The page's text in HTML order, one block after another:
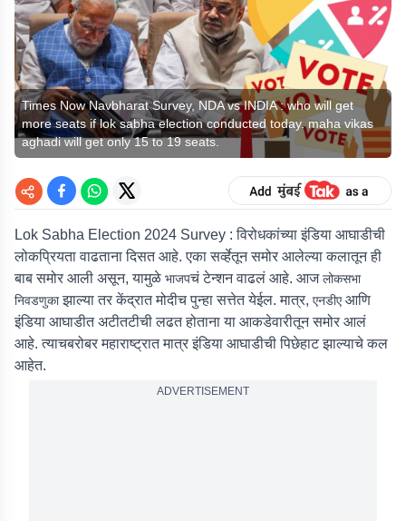
Times Now Navbharat Survey, NDA vs INDIA : who will get
more seats if lok sabha election conducted today. maha vikas
aghadi will get only 15 to 19 seats.
Lok Sabha Election 2024 Survey : विरोधकांच्या इंडिया आघाडीची
लोकप्रियता वाढताना दिसत आहे. एका सर्व्हेतून समोर आलेल्या कलातून ही
बाब समोर आली असून, यामुळे भाजपचं टेन्शन वाढलं आहे. आजलोकसभा
निवडणुकाझाल्या तर केंद्रात मोदीच पुन्हा सत्तेत येईल. मात्र, एनडीएआणि
इंडिया आघाडीत अटीतटीची लढत होताना या आकडेवारीतून समोर आलं
आहे. त्याचबरोबर महाराष्ट्रात मात्र इंडिया आघाडीची पिछेहाट झाल्याचे कल
आहेत.
ADVERTISEMENT